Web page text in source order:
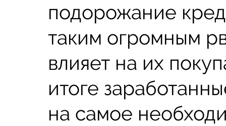
подорожание
таким огромным
влияет на их
итоге
на самое